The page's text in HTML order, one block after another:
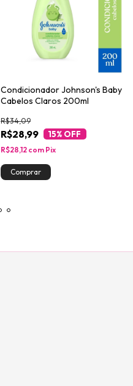
Condicionador Johnson's Baby
Cabelos Claros 200ml
R$28,99
R$34,09
15% OFF
R$28,12 com Pix